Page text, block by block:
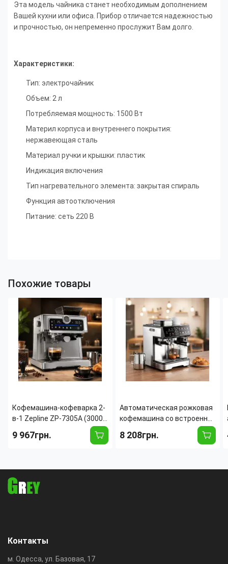
Эта модель чайника станет необходимым дополнением
Вашей кухни или офиса. Прибор отличается надежностью
и прочностью, он непременно прослужит Вам долго.
Характеристики:
Тип: электрочайник
Объем: 2 л
Потребляемая мощность: 1500 Вт
Материл корпуса и внутреннего покрытия:
нержавеющая сталь
Материал ручки и крышки: пластик
Индикация включения
Тип нагревательного элемента: закрытая спираль
Функция автоотключения
Питание: сеть 220 В
Похожие товары
Кофемашина-кофеварка 2-
в-1 Zepline ZP-7305A (3000
Вт, 20 Бар) со встроенной
жерновой кофемолкой,
9 967грн.
Автоматическая рожковая
кофемашина со встроенной
кофемолкой Zepline ZP-
6807 (1500 Вт, 20 Бар, 2.6 л)
8 208грн.
Контакты
м. Одесса, ул. Базовая, 17